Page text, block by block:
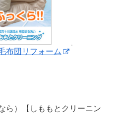
布団リフォーム
ら）【しももとクリーニン